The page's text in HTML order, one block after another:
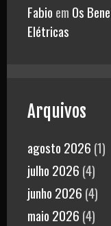
Fabio em Os
Elétricas
Arquivos
agosto 2026 (1)
julho 2026 (4)
junho 2026 (4)
maio 2026 (4)